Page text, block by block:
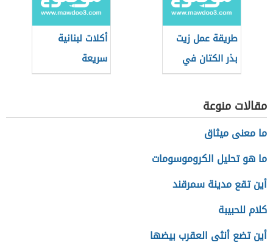
طريقة عمل زيت
بذر الكتان في
المنزل
أكلات لبنانية
سريعة
مقالات منوعة
ما معنى ميثاق
ما هو تحليل الكروموسومات
أين تقع مدينة سمرقند
كلام للحبيبة
أين تضع أنثى العقرب بيضها